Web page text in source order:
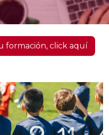
formación, click aquí